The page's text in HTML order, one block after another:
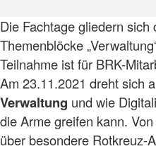
Die Fachtage gliedern sich
Themenblöcke
Teilnahme ist für BRK-
Am 23.11.2021 dreht sich
Verwaltung und wie
die Arme greifen kann.
über besondere Rotkreuz-